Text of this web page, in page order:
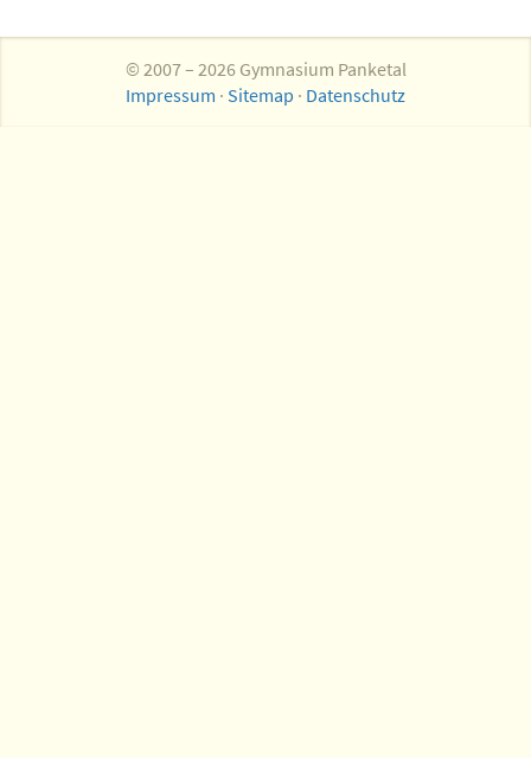
© 2007 – 2026 Gymnasium Panketal
Impressum · Sitemap · Datenschutz